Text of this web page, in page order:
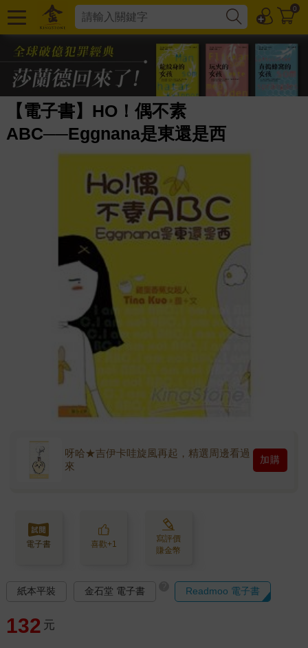
0
【電子書】HO！偶不素
ABC──Eggnana是東還是西
呀哈★吉伊卡哇旋風再起，精選周邊看過
來
加購
電子書 喜歡+1
寫評價
賺金幣
紙本平裝 金石堂 電子書 Readmoo 電子書
132 元